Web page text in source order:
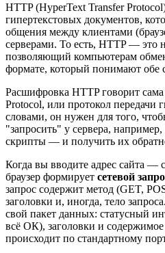
HTTP (HyperText Transfer
гипертекстовых документов,
общения между клиентами
серверами. То есть, HTTP — это
позволяющий компьютерам
формате, который понимают обе
Расшифровка HTTP говорит сама
Protocol, или протокол передачи
словами, он нужен для того,
"запросить" у сервера,
скрипты — и получить их
Когда вы вводите адрес сайта —
браузер формирует сетевой
запрос содержит метод (GET,
заголовки и, иногда, тело
свой пакет данных: статусный
всё ОК), заголовки и
происходит по стандартному